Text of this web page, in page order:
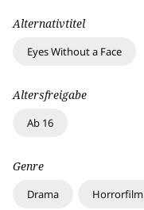
Alternativtitel
Eyes Without a Face
Altersfreigabe
Ab 16
Genre
Drama Horrorfilm